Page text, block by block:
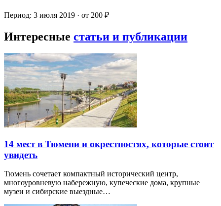
Период: 3 июля 2019 · от 200 ₽
Интересные статьи и публикации
14 мест в Тюмени и окрестностях, которые стоит
увидеть
Тюмень сочетает компактный исторический центр,
многоуровневую набережную, купеческие дома, крупные
музеи и сибирские выездные…